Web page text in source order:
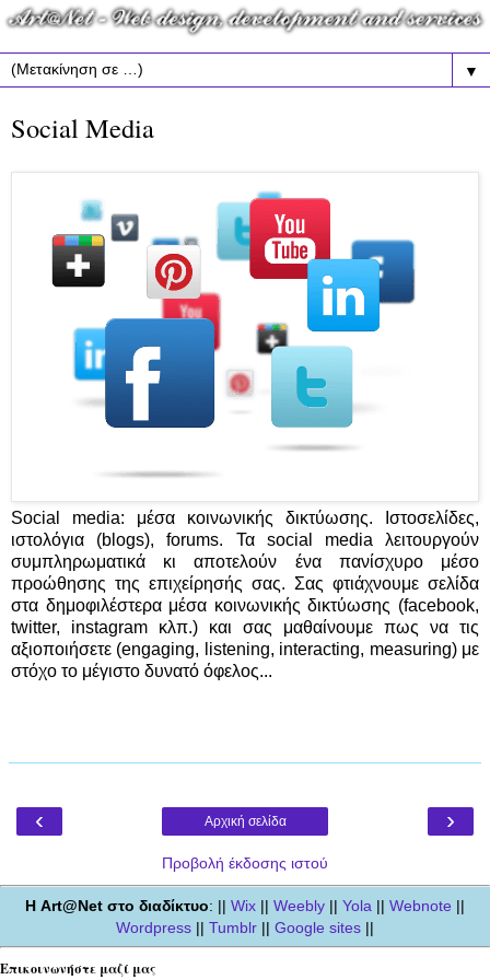
▼
Social Media
Social media: μέσα κοινωνικής δικτύωσης. Ιστοσελίδες,
ιστολόγια (blogs), forums. Τα social media λειτουργούν
συμπληρωματικά κι αποτελούν ένα πανίσχυρο μέσο
προώθησης της επιχείρησής σας. Σας φτιάχνουμε σελίδα
στα δημοφιλέστερα μέσα κοινωνικής δικτύωσης (facebook,
twitter, instagram κλπ.) και σας μαθαίνουμε πως να τις
αξιοποιήσετε (engaging, listening, interacting, measuring) με
στόχο το μέγιστο δυνατό όφελος...
‹ ›
Αρχική σελίδα
Προβολή έκδοσης ιστού
Η Art@Net στο διαδίκτυο: || Wix || Weebly || Yola || Webnote ||
Wordpress || Tumblr || Google sites ||
Επικοινωνήστε μαζί μας